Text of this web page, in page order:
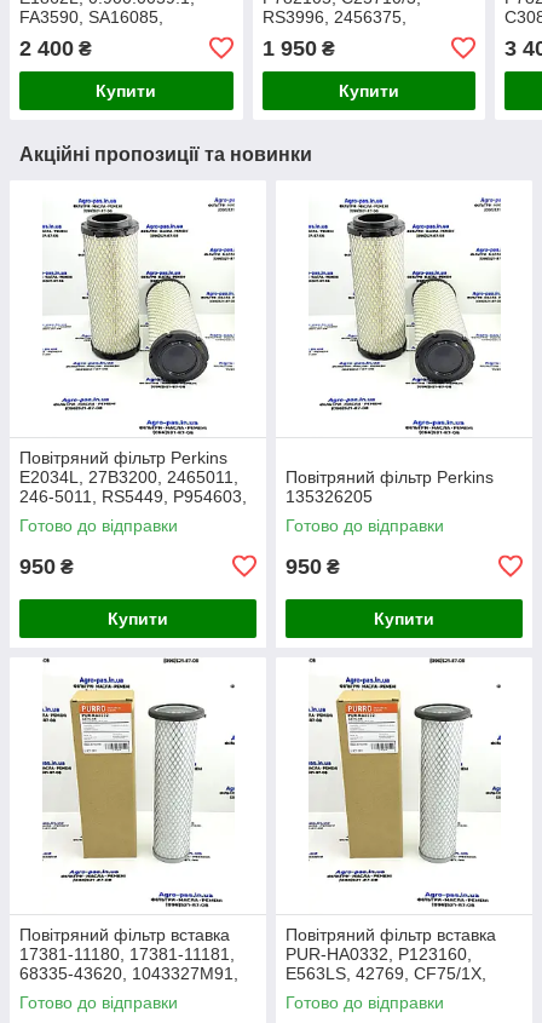
FA3590, SA16085,
P777588, RS4972,
AF25504, 2998167
2 400 ₴
Купити
RS3996, 2456375,
E630L01, SA17206,
3902806M1
1 950₴
Купити
3
Акційні пропозиції та новинки
Повітряний фільтр Perkins
E2034L, 27B3200, 2465011,
246-5011, RS5449, P954603,
AF26659, 49205, SA16350,
915-851, 20000-13715
Готово до відправки
950 ₴
Купити
Повітряний фільтр Perkins
135326205
Готово до відправки
950 ₴
Купити
Повітряний фільтр вставка
17381-11180, 17381-11181,
68335-43620, 1043327M91,
3438717M1, 1909138,
86504143, PA2489, MD-7134
Готово до відправки
Повітряний фільтр вставка
PUR-HA0332, P123160,
E563LS, 42769, CF75/1X,
27.016.00, AF1966,
1043327M91, Y05761310,
Готово до відправки